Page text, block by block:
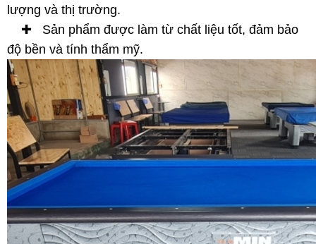
lượng và thị trường.
✚ Sản phẩm được làm từ chất liệu tốt, đảm bảo
độ bền và tính thẩm mỹ.